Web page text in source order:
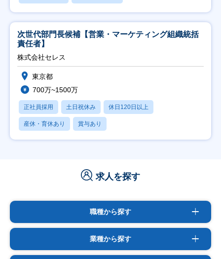
次世代部門長候補【営業・マーケティング組織統括
責任者】
株式会社セレス
東京都
700万~1500万
正社員採用 土日祝休み 休日120日以上
産休・育休あり 賞与あり
求人を探す
職種から探す
業種から探す